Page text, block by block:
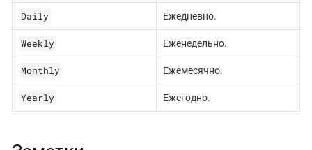
Daily Ежедневно.
Weekly Еженедельно.
Monthly Ежемесячно.
Yearly Ежегодно.